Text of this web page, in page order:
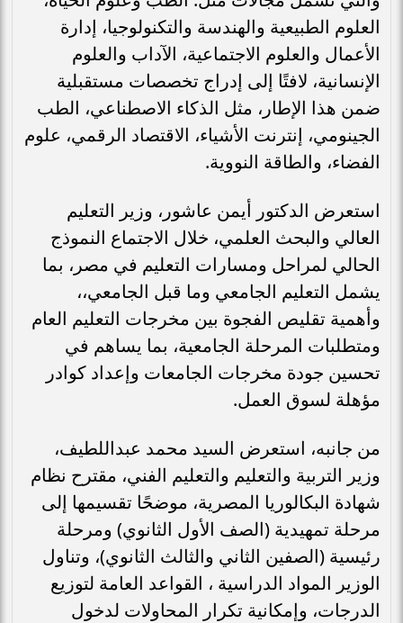
العلوم الطبيعية والهندسة والتكنولوجيا، إدارة
الأعمال والعلوم الاجتماعية، الآداب والعلوم
الإنسانية، لافتًا إلى إدراج تخصصات مستقبلية
ضمن هذا الإطار، مثل الذكاء الاصطناعي، الطب
الجينومي، إنترنت الأشياء، الاقتصاد الرقمي، علوم
الفضاء، والطاقة النووية.
استعرض الدكتور أيمن عاشور، وزير التعليم
العالي والبحث العلمي، خلال الاجتماع النموذج
الحالي لمراحل ومسارات التعليم في مصر، بما
يشمل التعليم الجامعي وما قبل الجامعي،،
وأهمية تقليص الفجوة بين مخرجات التعليم العام
ومتطلبات المرحلة الجامعية، بما يساهم في
تحسين جودة مخرجات الجامعات وإعداد كوادر
مؤهلة لسوق العمل.
من جانبه، استعرض السيد محمد عبداللطيف،
وزير التربية والتعليم والتعليم الفني، مقترح نظام
شهادة البكالوريا المصرية، موضحًا تقسيمها إلى
مرحلة تمهيدية (الصف الأول الثانوي) ومرحلة
رئيسية (الصفين الثاني والثالث الثانوي)، وتناول
الوزير المواد الدراسية ، القواعد العامة لتوزيع
الدرجات، وإمكانية تكرار المحاولات لدخول